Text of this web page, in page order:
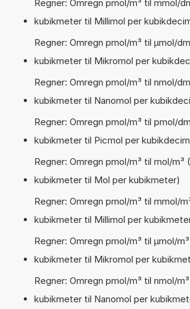
Regner: Omregn pmol/m³ til mmol/
kubikmeter til Millimol per
Regner: Omregn pmol/m³ til µmol/
kubikmeter til Mikromol per
Regner: Omregn pmol/m³ til nmol/
kubikmeter til Nanomol per
Regner: Omregn pmol/m³ til pmol/
kubikmeter til Picmol per
Regner: Omregn pmol/m³ til mol/m³
kubikmeter til Mol per kubikmeter)
Regner: Omregn pmol/m³ til mmol/
kubikmeter til Millimol per
Regner: Omregn pmol/m³ til µmol/
kubikmeter til Mikromol per
Regner: Omregn pmol/m³ til nmol/
kubikmeter til Nanomol per